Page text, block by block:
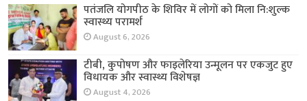
पतंजलि योगपीठ के शिविर में लोगों को मिला नि:शुल्क
स्वास्थ्य परामर्श
August 6, 2026
टीबी, कुपोषण और फाइलेरिया उन्मूलन पर एकजुट हुए
विधायक और स्वास्थ्य विशेषज्ञ
August 4, 2026